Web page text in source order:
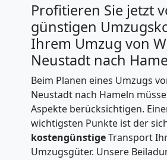
Profitieren Sie jetzt
günstigen
Ihrem Umzug von
Neustadt nach
Beim Planen eines Umzugs
Neustadt nach Hameln
Aspekte berücksichtigen.
wichtigsten Punkte ist der
kostengünstigeTransport
Umzugsgüter. Unsere